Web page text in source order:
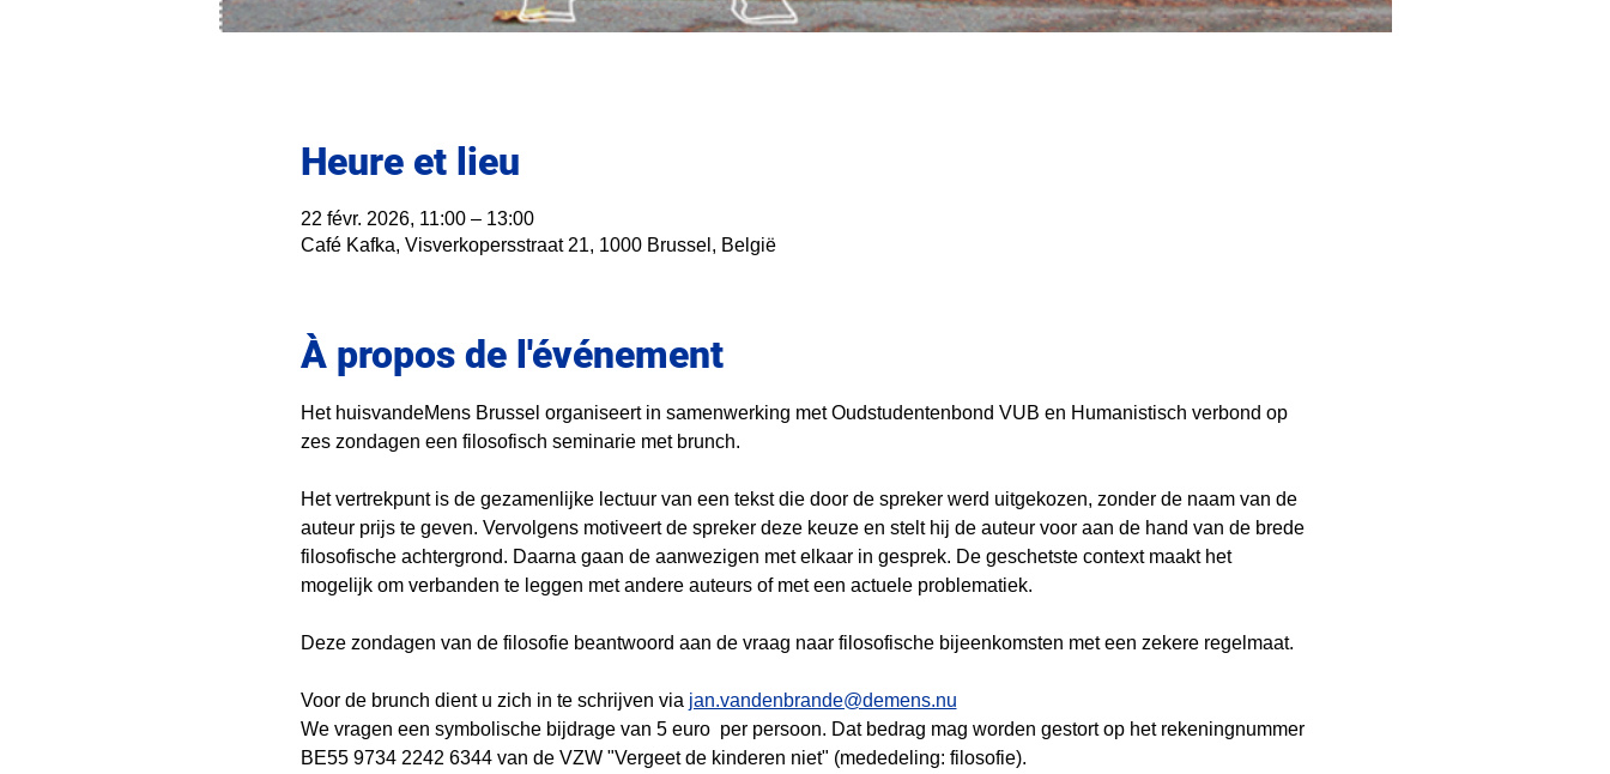
Heure et lieu
22 févr. 2026, 11:00 – 13:00
Café Kafka, Visverkopersstraat 21, 1000 Brussel, België
À propos de l'événement
Het huisvandeMens Brussel organiseert in samenwerking met Oudstudentenbond VUB en Humanistisch verbond op
zes zondagen een filosofisch seminarie met brunch.
Het vertrekpunt is de gezamenlijke lectuur van een tekst die door de spreker werd uitgekozen, zonder de naam van de
auteur prijs te geven. Vervolgens motiveert de spreker deze keuze en stelt hij de auteur voor aan de hand van de brede
filosofische achtergrond. Daarna gaan de aanwezigen met elkaar in gesprek. De geschetste context maakt het
mogelijk om verbanden te leggen met andere auteurs of met een actuele problematiek.
Deze zondagen van de filosofie beantwoord aan de vraag naar filosofische bijeenkomsten met een zekere regelmaat.
Voor de brunch dient u zich in te schrijven via jan.vandenbrande@demens.nu
We vragen een symbolische bijdrage van 5 euro  per persoon. Dat bedrag mag worden gestort op het rekeningnummer
BE55 9734 2242 6344 van de VZW "Vergeet de kinderen niet" (mededeling: filosofie).